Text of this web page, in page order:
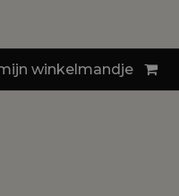
winkelmandje